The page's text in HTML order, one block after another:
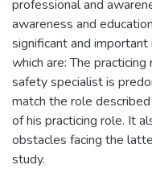
professional and
awareness and
significant and
which are: The
safety specialist is
match the role
of his practicing role. It
obstacles facing the
study.